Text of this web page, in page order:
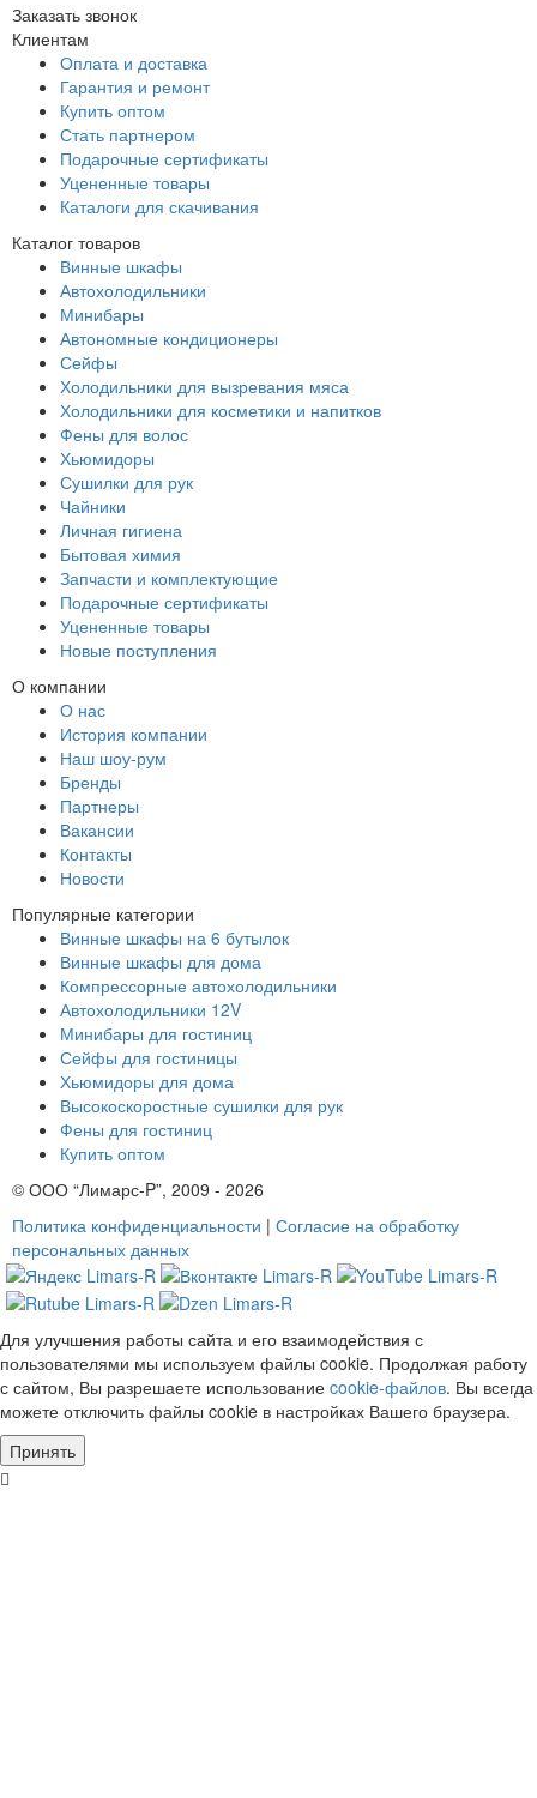
Заказать звонок
Клиентам
Оплата и доставка
Гарантия и ремонт
Купить оптом
Стать партнером
Подарочные сертификаты
Уцененные товары
Каталоги для скачивания
Каталог товаров
Винные шкафы
Автохолодильники
Минибары
Автономные кондиционеры
Сейфы
Холодильники для вызревания мяса
Холодильники для косметики и напитков
Фены для волос
Хьюмидоры
Сушилки для рук
Чайники
Личная гигиена
Бытовая химия
Запчасти и комплектующие
Подарочные сертификаты
Уцененные товары
Новые поступления
О компании
О нас
История компании
Наш шоу-рум
Бренды
Партнеры
Вакансии
Контакты
Новости
Популярные категории
Винные шкафы на 6 бутылок
Винные шкафы для дома
Компрессорные автохолодильники
Автохолодильники 12V
Минибары для гостиниц
Сейфы для гостиницы
Хьюмидоры для дома
Высокоскоростные сушилки для рук
Фены для гостиниц
Купить оптом
© ООО “Лимарс-P”, 2009 - 2026
Политика конфиденциальности | Согласие на обработку
персональных данных
Для улучшения работы сайта и его взаимодействия с
пользователями мы используем файлы cookie. Продолжая работу
с сайтом, Вы разрешаете использование cookie-файлов. Вы всегда
можете отключить файлы cookie в настройках Вашего браузера.
Принять